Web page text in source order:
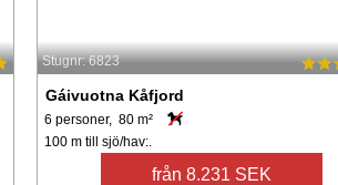
Stugnr: 6823
Gáivuotna Kåfjord
6 personer, 80 m²
100 m till sjö/hav:.
från 8.231 SEK